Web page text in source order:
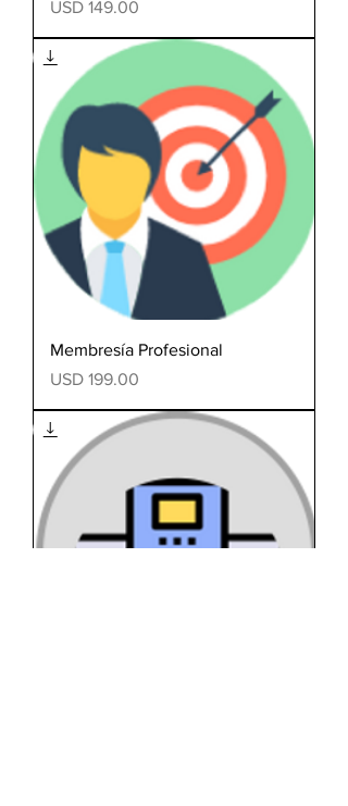
Precio
USD 149.00
Membresía Profesional
Precio
USD 199.00